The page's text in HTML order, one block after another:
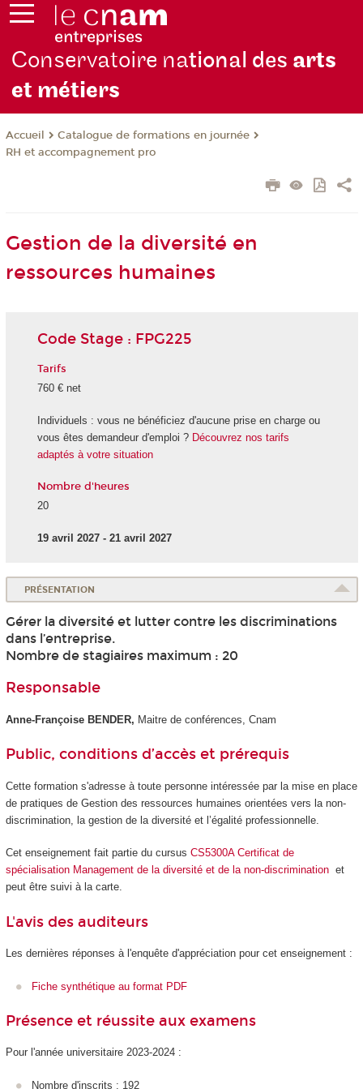
Conservatoire national des arts
et métiers
Accueil
Catalogue de formations en journée
RH et accompagnement pro
Gestion de la diversité en
ressources humaines
Code Stage : FPG225
Tarifs
760 € net
Individuels : vous ne bénéficiez d'aucune prise en charge ou
vous êtes demandeur d'emploi ? Découvrez nos tarifs
adaptés à votre situation
Nombre d'heures
20
19 avril 2027 - 21 avril 2027
PRÉSENTATION
Gérer la diversité et lutter contre les discriminations
dans l’entreprise.
Nombre de stagiaires maximum : 20
Responsable
Anne-Françoise BENDER, Maitre de conférences, Cnam
Public, conditions d’accès et prérequis
Cette formation s'adresse à toute personne intéressée par la mise en place
de pratiques de Gestion des ressources humaines orientées vers la non-
discrimination, la gestion de la diversité et l’égalité professionnelle.
Cet enseignement fait partie du cursus CS5300A Certificat de
spécialisation Management de la diversité et de la non-discrimination et
peut être suivi à la carte.
L'avis des auditeurs
Les dernières réponses à l'enquête d'appréciation pour cet enseignement :
Fiche synthétique au format PDF
Présence et réussite aux examens
Pour l'année universitaire 2023-2024 :
Nombre d'inscrits : 192